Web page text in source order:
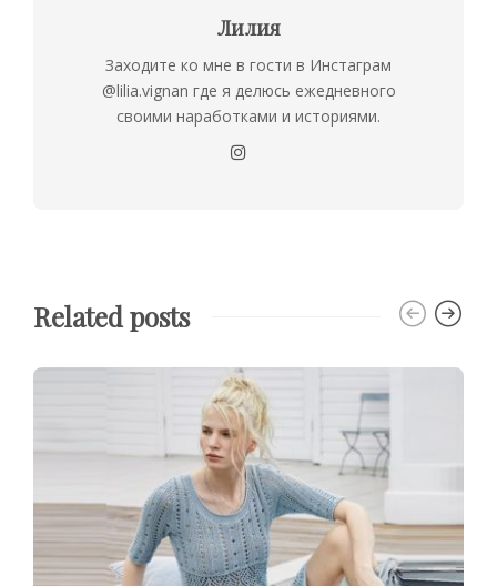
Лилия
Заходите ко мне в гости в Инстаграм
@lilia.vignan где я делюсь ежедневного
своими наработками и историями.
Related posts